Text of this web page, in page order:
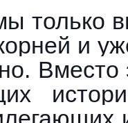
только
и